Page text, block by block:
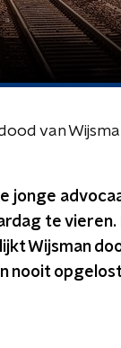
van
jonge
te
Wijsman
nooit